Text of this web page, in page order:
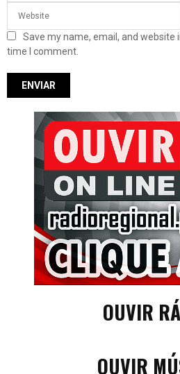
Save my name, email, and
time I comment.
OUVIR
OUVIR